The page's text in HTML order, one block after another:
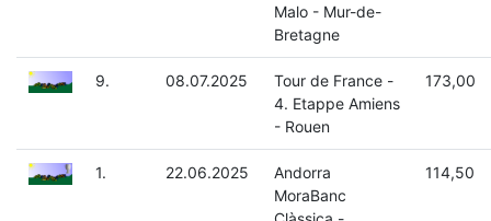
Malo - Mur-de-
Bretagne
9. 08.07.2025
Tour de France -
4. Etappe Amiens
- Rouen
173,00
1. 22.06.2025
Andorra
MoraBanc
114,50